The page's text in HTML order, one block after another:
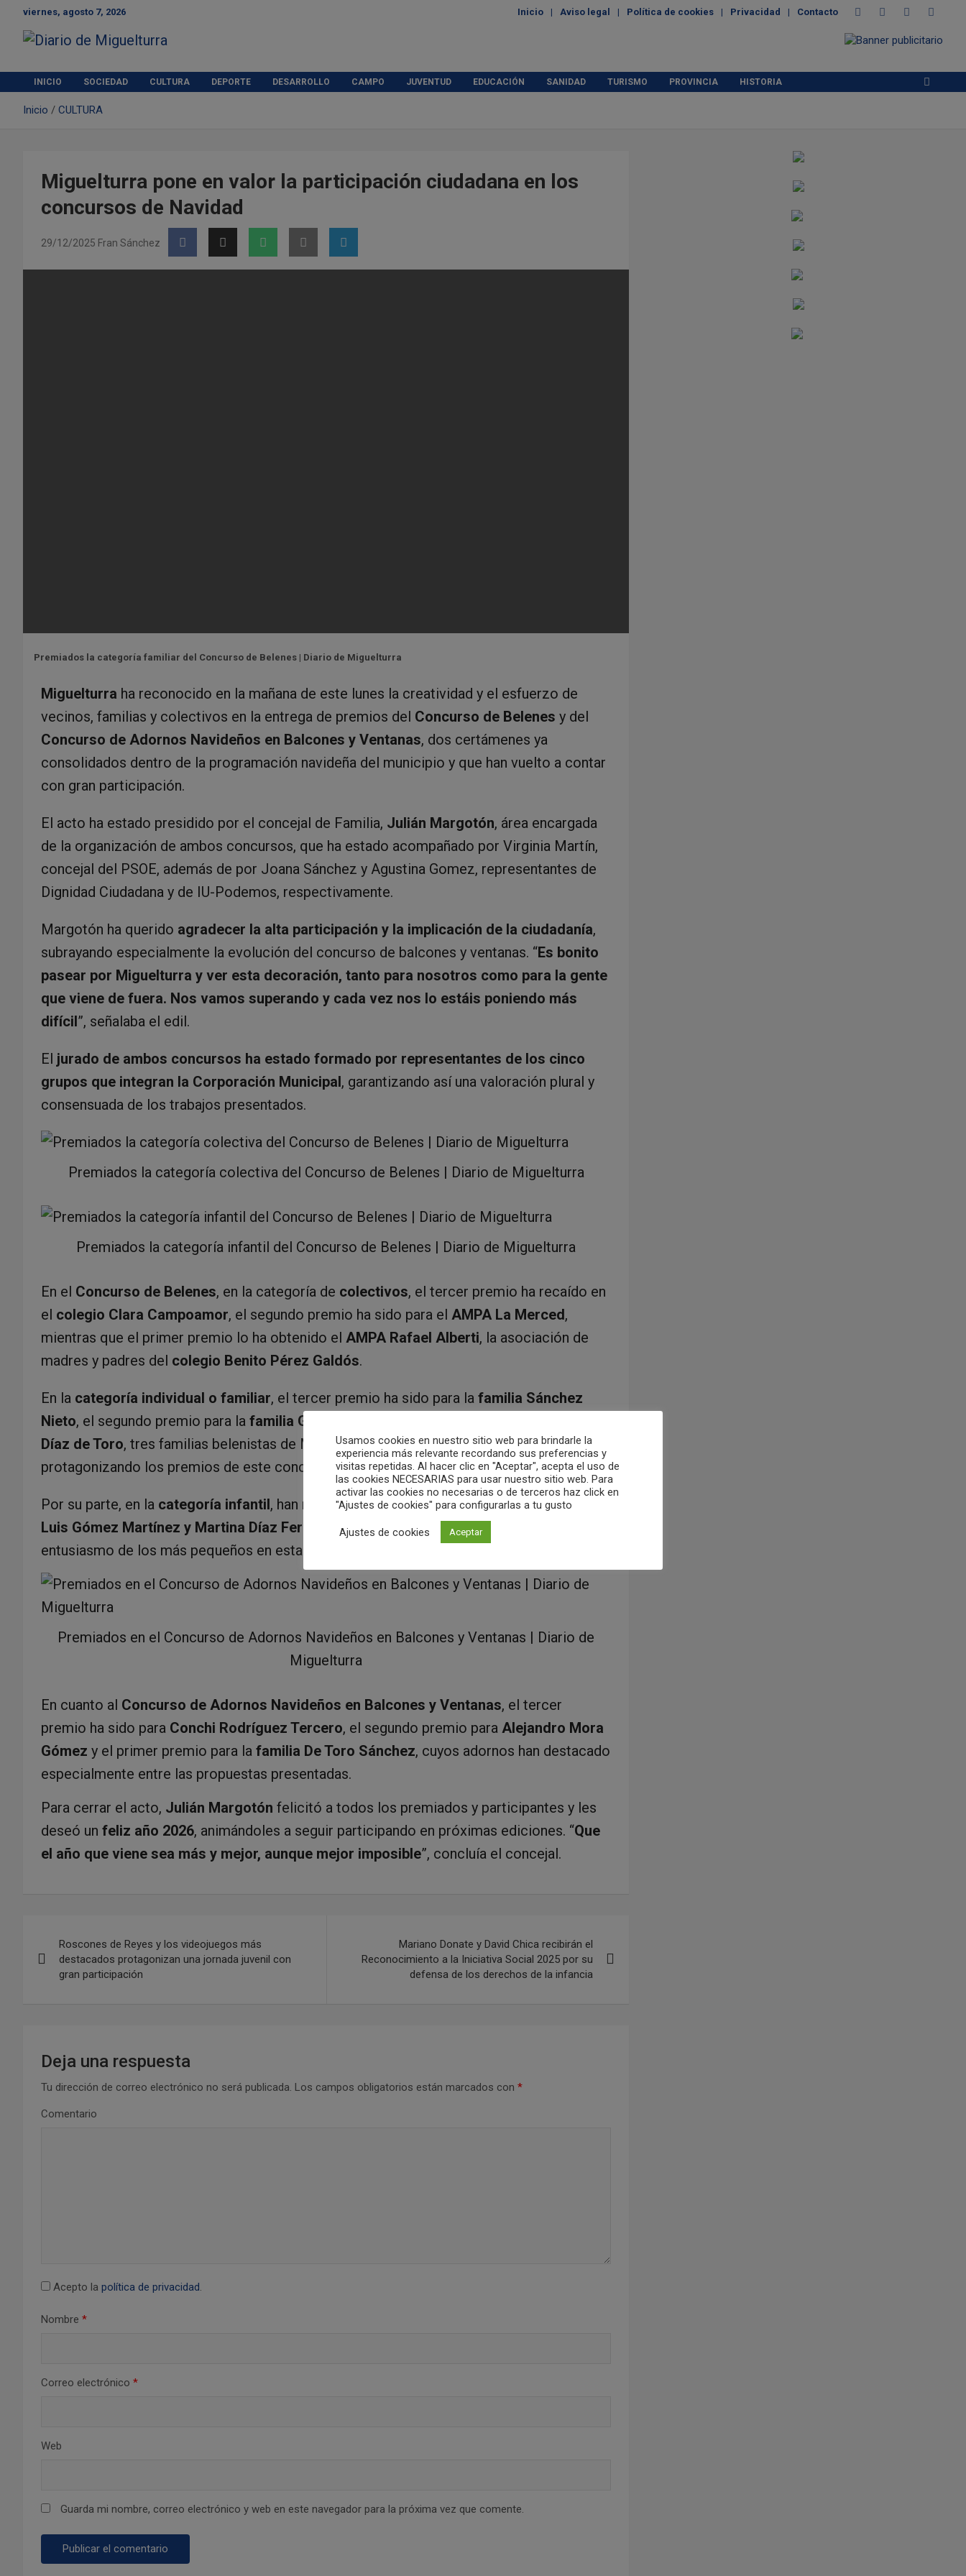
viernes, agosto 7, 2026 Inicio Aviso legal Política de cookies Privacidad Contacto
Diario de Miguelturra
INICIO SOCIEDAD CULTURA DEPORTE DESARROLLO CAMPO JUVENTUD EDUCACIÓN SANIDAD TURISMO PROVINCIA HISTORIA
Inicio CULTURA
Miguelturra pone en valor la participación ciudadana en los
concursos de Navidad
29/12/2025 Fran Sánchez
Premiados la categoría familiar del Concurso de Belenes | Diario de Miguelturra
Miguelturra ha reconocido en la mañana de este lunes la creatividad y el esfuerzo de
vecinos, familias y colectivos en la entrega de premios del Concurso de Belenes y del
Concurso de Adornos Navideños en Balcones y Ventanas, dos certámenes ya
consolidados dentro de la programación navideña del municipio y que han vuelto a contar
con gran participación.
El acto ha estado presidido por el concejal de Familia, Julián Margotón, área encargada
de la organización de ambos concursos, que ha estado acompañado por Virginia Martín,
concejal del PSOE, además de por Joana Sánchez y Agustina Gomez, representantes de
Dignidad Ciudadana y de IU-Podemos, respectivamente.
Margotón ha querido agradecer la alta participación y la implicación de la ciudadanía,
subrayando especialmente la evolución del concurso de balcones y ventanas. “Es bonito
pasear por Miguelturra y ver esta decoración, tanto para nosotros como para la gente
que viene de fuera. Nos vamos superando y cada vez nos lo estáis poniendo más
difícil”, señalaba el edil.
El jurado de ambos concursos ha estado formado por representantes de los cinco
grupos que integran la Corporación Municipal, garantizando así una valoración plural y
consensuada de los trabajos presentados.
Premiados la categoría colectiva del Concurso de Belenes | Diario de Miguelturra
Premiados la categoría infantil del Concurso de Belenes | Diario de Miguelturra
En el Concurso de Belenes, en la categoría de colectivos, el tercer premio ha recaído en
el colegio Clara Campoamor, el segundo premio ha sido para el AMPA La Merced,
mientras que el primer premio lo ha obtenido el AMPA Rafael Alberti, la asociación de
madres y padres del colegio Benito Pérez Galdós.
En la categoría individual o familiar, el tercer premio ha sido para la familia Sánchez
Nieto, el segundo premio para la familia Gómez Ocaña
Díaz de Toro, tres familias belenistas de Miguelturra que en los últimos años vienen
protagonizando los premios de este concurso gracias a su trabajo y esfuerzo.
Por su parte, en la categoría infantil, han resultado premiadosCelia Díaz de Toro, José
Luis Gómez Martínez y Martina Díaz Fernández, reconociendo así la creatividad y el
entusiasmo de los más pequeños en esta tradición navideña.
Premiados en el Concurso de Adornos Navideños en Balcones y Ventanas | Diario de
Miguelturra
En cuanto al Concurso de Adornos Navideños en Balcones y Ventanas, el tercer
premio ha sido para Conchi Rodríguez Tercero, el segundo premio para Alejandro Mora
Gómez y el primer premio para la familia De Toro Sánchez, cuyos adornos han destacado
especialmente entre las propuestas presentadas.
Para cerrar el acto, Julián Margotón felicitó a todos los premiados y participantes y les
deseó un feliz año 2026, animándoles a seguir participando en próximas ediciones. “Que
el año que viene sea más y mejor, aunque mejor imposible”, concluía el concejal.
Roscones de Reyes y los videojuegos más
destacados protagonizan una jornada juvenil con
gran participación
Mariano Donate y David Chica recibirán el
Reconocimiento a la Iniciativa Social 2025 por su
defensa de los derechos de la infancia
Deja una respuesta
Tu dirección de correo electrónico no será publicada. Los campos obligatorios están marcados con *
Comentario
Acepto la política de privacidad.
Nombre *
Correo electrónico *
Web
Guarda mi nombre, correo electrónico y web en este navegador para la próxima vez que comente.
Usamos cookies en nuestro sitio web para brindarle la
experiencia más relevante recordando sus preferencias y
visitas repetidas. Al hacer clic en "Aceptar", acepta el uso de
las cookies NECESARIAS para usar nuestro sitio web. Para
activar las cookies no necesarias o de terceros haz click en
"Ajustes de cookies" para configurarlas a tu gusto
Ajustes de cookies Aceptar